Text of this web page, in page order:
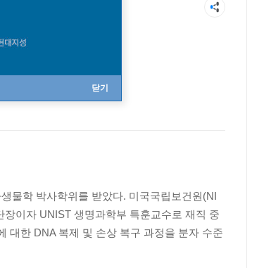
닫기
물학 박사학위를 받았다. 미국국립보건원(NI
이자 UNIST 생명과학부 특훈교수로 재직 중
대한 DNA 복제 및 손상 복구 과정을 분자 수준